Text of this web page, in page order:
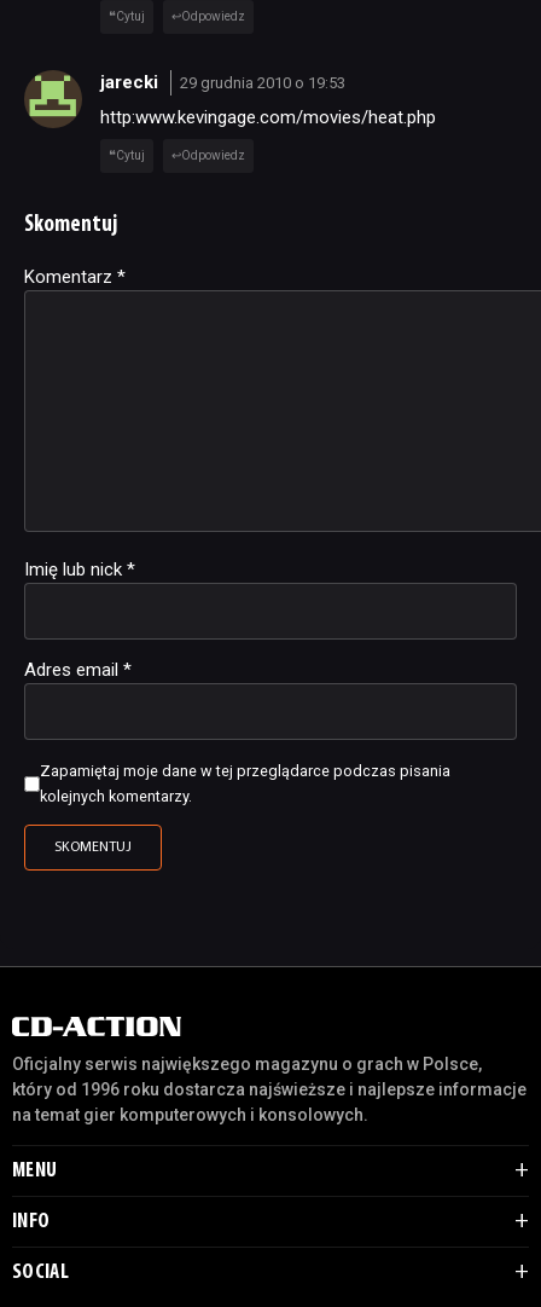
Cytuj Odpowiedz
jarecki 29 grudnia 2010 o 19:53
http:www.kevingage.com/movies/heat.php
Cytuj Odpowiedz
Skomentuj
Komentarz *
Imię lub nick *
Adres email *
Zapamiętaj moje dane w tej przeglądarce podczas pisania
kolejnych komentarzy.
Alternative:
Oficjalny serwis największego magazynu o grach w Polsce,
który od 1996 roku dostarcza najświeższe i najlepsze informacje
na temat gier komputerowych i konsolowych.
MENU
INFO
SOCIAL